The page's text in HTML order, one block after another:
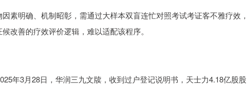
素明确、机制昭彰，需通过大样本双盲连忙对照考试考证客不雅疗效，
改善的疗效评价逻辑，难以适配该程序。
年3月28日，华润三九文牍，收到过户登记说明书，天士力4.18亿股股